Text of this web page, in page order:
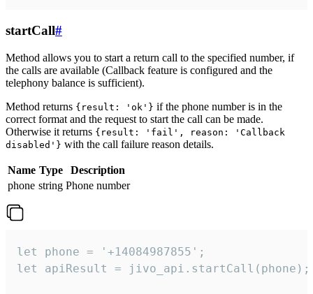
startCall#
Method allows you to start a return call to the specified number, if
the calls are available (Callback feature is configured and the
telephony balance is sufficient).
Method returns {result: 'ok'} if the phone number is in the
correct format and the request to start the call can be made.
Otherwise it returns {result: 'fail', reason: 'Callback
disabled'} with the call failure reason details.
Name Type
Description
phone string Phone number
let phone = '+14084987855';
let apiResult = jivo_api.startCall(phone);